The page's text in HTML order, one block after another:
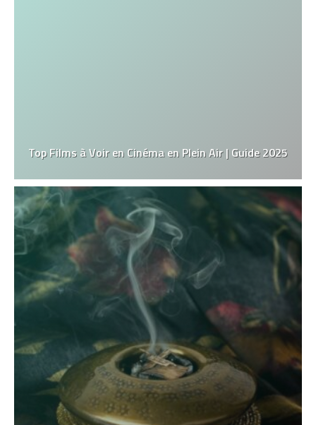
Top Films à Voir en Cinéma en Plein Air | Guide 2025